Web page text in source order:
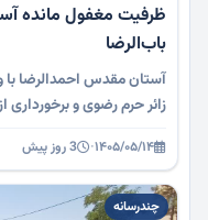
ظرفیت مغفول مانده
باب‌الرضا
آستان مقدس احمدالرضا با
زائر حرم رضوی و
۱۴۰۵/۰۵/۱۴· 3 روز پیش
چندرسانه